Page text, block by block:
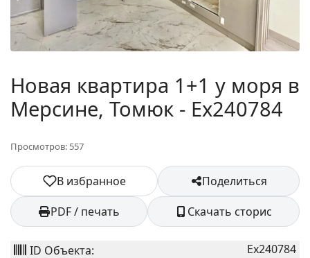
Новая квартира 1+1 у моря в
Мерсине, Томюк - Ex240784
Просмотров: 557
В избранное
Поделиться
PDF / печать
Скачать сторис
ID Объекта:
Ex240784